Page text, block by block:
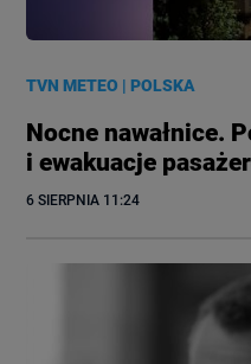
TVN METEO |POLSKA
Nocne nawałnice.
i ewakuacje
6 SIERPNIA 11:24